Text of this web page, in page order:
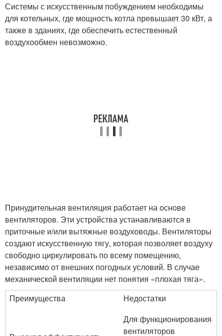
Системы с искусственным побуждением необходимы
для котельных, где мощность котла превышает 30 кВт, а
также в зданиях, где обеспечить естественный
воздухообмен невозможно.
Принудительная вентиляция работает на основе
вентиляторов. Эти устройства устанавливаются в
приточные и/или вытяжные воздуховоды. Вентиляторы
создают искусственную тягу, которая позволяет воздуху
свободно циркулировать по всему помещению,
независимо от внешних погодных условий. В случае
механической вентиляции нет понятия «плохая тяга».
Преимущества
Недостатки
Для функционирования
вентиляторов